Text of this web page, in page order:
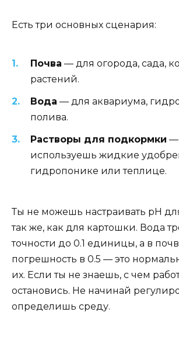
Есть три основных сценария:
Почва — для огорода, сада,
растений.
Вода — для аквариума,
полива.
Растворы для подкормки —
используешь жидкие
гидропонике или теплице.
Ты не можешь настраивать pH
так же, как для картошки. Вода
точности до 0.1 единицы, а в
погрешность в 0.5 — это
их. Если ты не знаешь, с чем
остановись. Не начинай
определишь среду.